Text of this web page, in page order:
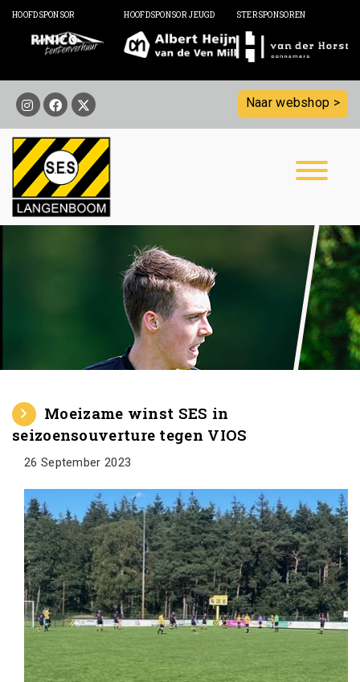
HOOFDSPONSOR HOOFDSPONSOR JEUGD STERSPONSOREN
Naar webshop >
Moeizame winst SES in
seizoensouverture tegen VIOS
26 September 2023